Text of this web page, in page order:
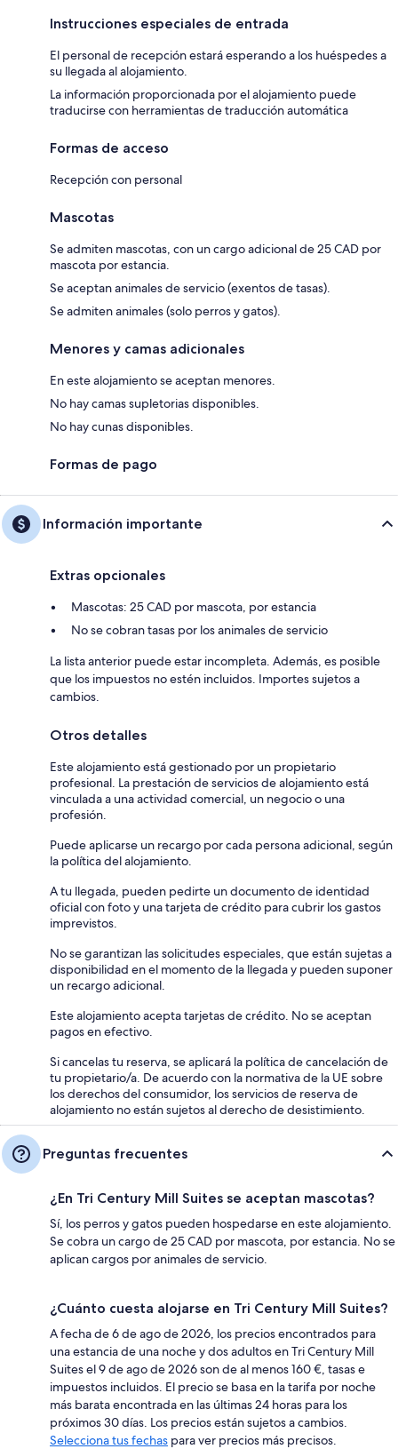
Instrucciones especiales de entrada
El personal de recepción estará esperando a los huéspedes a
su llegada al alojamiento.
La información proporcionada por el alojamiento puede
traducirse con herramientas de traducción automática
Formas de acceso
Recepción con personal
Mascotas
Se admiten mascotas, con un cargo adicional de 25 CAD por
mascota por estancia.
Se aceptan animales de servicio (exentos de tasas).
Se admiten animales (solo perros y gatos).
Menores y camas adicionales
En este alojamiento se aceptan menores.
No hay camas supletorias disponibles.
No hay cunas disponibles.
Formas de pago
Información importante
Extras opcionales
Mascotas: 25 CAD por mascota, por estancia
No se cobran tasas por los animales de servicio
La lista anterior puede estar incompleta. Además, es posible
que los impuestos no estén incluidos. Importes sujetos a
cambios.
Otros detalles
Este alojamiento está gestionado por un propietario
profesional. La prestación de servicios de alojamiento está
vinculada a una actividad comercial, un negocio o una
profesión.
Puede aplicarse un recargo por cada persona adicional, según
la política del alojamiento.
A tu llegada, pueden pedirte un documento de identidad
oficial con foto y una tarjeta de crédito para cubrir los gastos
imprevistos.
No se garantizan las solicitudes especiales, que están sujetas a
disponibilidad en el momento de la llegada y pueden suponer
un recargo adicional.
Este alojamiento acepta tarjetas de crédito. No se aceptan
pagos en efectivo.
Si cancelas tu reserva, se aplicará la política de cancelación de
tu propietario/a. De acuerdo con la normativa de la UE sobre
los derechos del consumidor, los servicios de reserva de
alojamiento no están sujetos al derecho de desistimiento.
Preguntas frecuentes
¿En Tri Century Mill Suites se aceptan mascotas?
Sí, los perros y gatos pueden hospedarse en este alojamiento.
Se cobra un cargo de 25 CAD por mascota, por estancia. No se
aplican cargos por animales de servicio.
¿Cuánto cuesta alojarse en Tri Century Mill Suites?
A fecha de 6 de ago de 2026, los precios encontrados para
una estancia de una noche y dos adultos en Tri Century Mill
Suites el 9 de ago de 2026 son de al menos 160 €, tasas e
impuestos incluidos. El precio se basa en la tarifa por noche
más barata encontrada en las últimas 24 horas para los
próximos 30 días. Los precios están sujetos a cambios.
Selecciona tus fechas para ver precios más precisos.